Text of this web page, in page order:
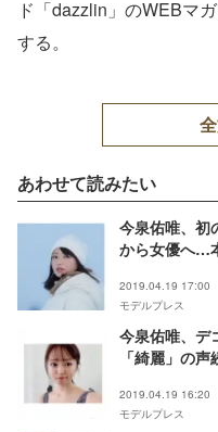
ド「dazzlin」のWEBマ
する。
あわせて読みたい
今泉佑唯、初
から女優へ…
2019.04.19 17:00
モデルプレス
今泉佑唯、デ
「綺麗」の声
2019.04.19 16:20
モデルプレス